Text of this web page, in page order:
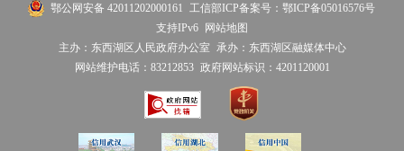
鄂公网安备 42011202000161
工信部ICP备案号：鄂ICP备05016576号
支持IPv6 网站地图
主办：东西湖区人民政府办公室
承办：东西湖区融媒体中心
网站维护电话：83212853 政府网站标识：4201120001